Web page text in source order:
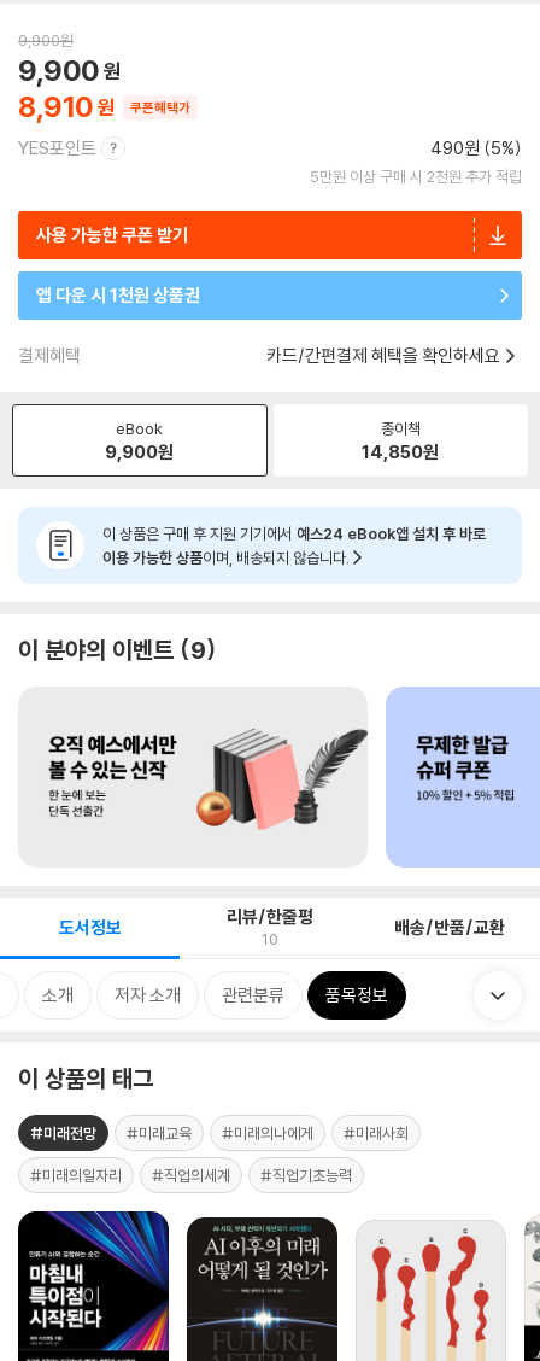
9,900원
8,910
9,900
쿠폰혜택가
YES포인트 490원 (5%)
5만원 이상 구매 시 2천원 추가 적립
사용 가능한 쿠폰 받기
앱 다운 시 1천원 상품권
결제혜택 카드/간편결제 혜택을 확인하세요
eBook
9,900원
종이책
14,850원
이 상품은 구매 후 지원 기기에서 예스24 eBook앱 설치 후 바로
이용 가능한 상품이며, 배송되지 않습니다.
이 분야의 이벤트 9
도서정보 리뷰/한줄평
10 배송/반품/교환
소개 저자 소개 관련분류 품목정보
이 상품의 태그
#미래전망 #미래교육 #미래의나에게 #미래사회
#미래의일자리 #직업의세계 #직업기초능력